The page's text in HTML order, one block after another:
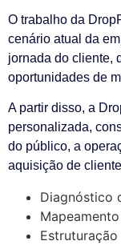
O trabalho da
cenário atual da
jornada do cliente,
oportunidades de
A partir disso, a
personalizada,
do público, a
aquisição de
Diagnóstico